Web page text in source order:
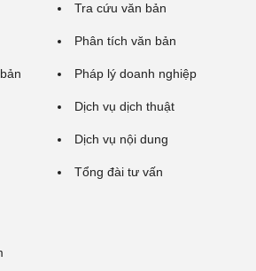
Tra cứu văn bản
Phân tích văn bản
Pháp lý doanh nghiệp
Dịch vụ dịch thuật
Dịch vụ nội dung
Tổng đài tư vấn